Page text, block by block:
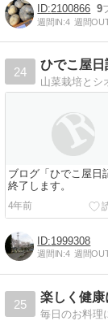
2100866 9
週間IN:4 週間
24
ひでこ屋日
ブログ「ひでこ屋日
終了します。
4年前
1999308
週間IN:4 週間
25
楽しく健